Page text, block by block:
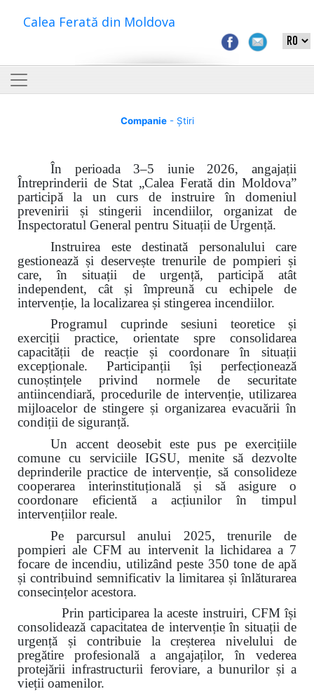
Calea Ferată din Moldova
Companie- Știri
În perioada 3–5 iunie 2026, angajații
Întreprinderii de Stat „Calea Ferată din Moldova”
participă la un curs de instruire în domeniul
prevenirii și stingerii incendiilor, organizat de
Inspectoratul General pentru Situații de Urgență.
Instruirea este destinată personalului care
gestionează și deservește trenurile de pompieri și
care, în situații de urgență, participă atât
independent, cât și împreună cu echipele de
intervenție, la localizarea și stingerea incendiilor.
Programul cuprinde sesiuni teoretice și
exerciții practice, orientate spre consolidarea
capacității de reacție și coordonare în situații
excepționale. Participanții își perfecționează
cunoștințele privind normele de securitate
antiincendiară, procedurile de intervenție, utilizarea
mijloacelor de stingere și organizarea evacuării în
condiții de siguranță.
Un accent deosebit este pus pe exercițiile
comune cu serviciile IGSU, menite să dezvolte
deprinderile practice de intervenție, să consolideze
cooperarea interinstituțională și să asigure o
coordonare eficientă a acțiunilor în timpul
intervențiilor reale.
Pe parcursul anului 2025, trenurile de
pompieri ale CFM au intervenit la lichidarea a 7
focare de incendiu, utilizând peste 350 tone de apă
și contribuind semnificativ la limitarea și înlăturarea
consecințelor acestora.
Prin participarea la aceste instruiri, CFM își
consolidează capacitatea de intervenție în situații de
urgență și contribuie la creșterea nivelului de
pregătire profesională a angajaților, în vederea
protejării infrastructurii feroviare, a bunurilor și a
vieții oamenilor.